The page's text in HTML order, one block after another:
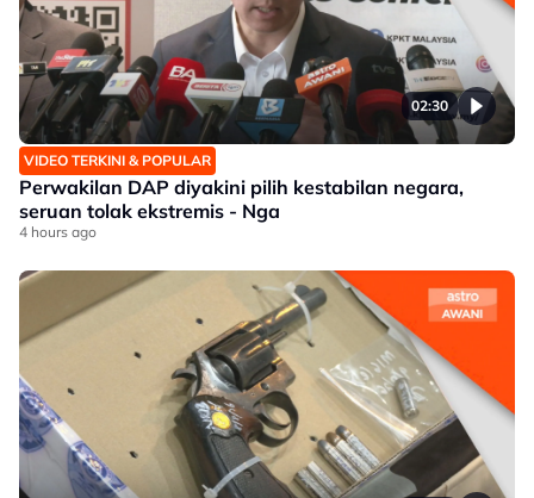
02:30
VIDEO TERKINI & POPULAR
Perwakilan DAP diyakini pilih kestabilan negara,
seruan tolak ekstremis - Nga
4 hours ago